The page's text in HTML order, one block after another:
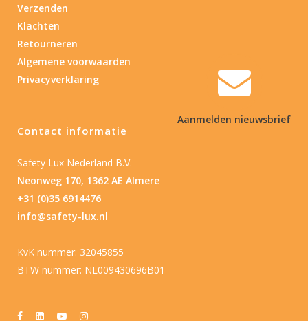
Aanmelden nieuwsbrief
Verzenden
Klachten
Retourneren
Algemene voorwaarden
Privacyverklaring
Contact informatie
Safety Lux Nederland B.V.
Neonweg 170, 1362 AE Almere
+31 (0)35 6914476
info@safety-lux.nl
KvK nummer: 32045855
BTW nummer: NL009430696B01